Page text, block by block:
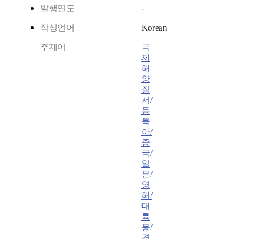
발행연도 -
작성언어 Korean
주제어
국
제
해
양
질
서/
동
북
아/
중
국/
일
본/
영
해/
대
륙
붕/